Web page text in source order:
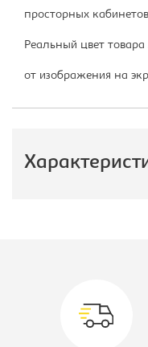
просторных
Реальный цвет
от изображения на
Коллекция: